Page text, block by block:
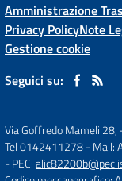
Amministrazione
Privacy PolicyNote
Gestione cookie
Seguici su:
Via Goffredo Mameli 28,
Tel 0142411278- Mail:
- PEC: